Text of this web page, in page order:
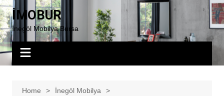
Skip
to
content
İMOBUR
İnegöl Mobilya Bursa
Home
İnegöl Mobilya